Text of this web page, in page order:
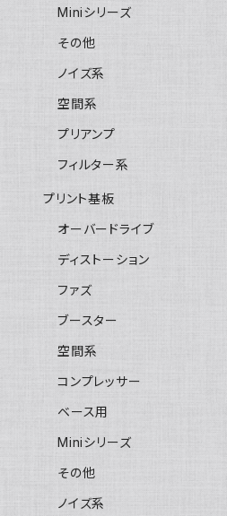
Miniシリーズ
その他
ノイズ系
空間系
プリアンプ
フィルター系
プリント基板
オーバードライブ
ディストーション
ファズ
ブースター
空間系
コンプレッサー
ベース用
Miniシリーズ
その他
ノイズ系